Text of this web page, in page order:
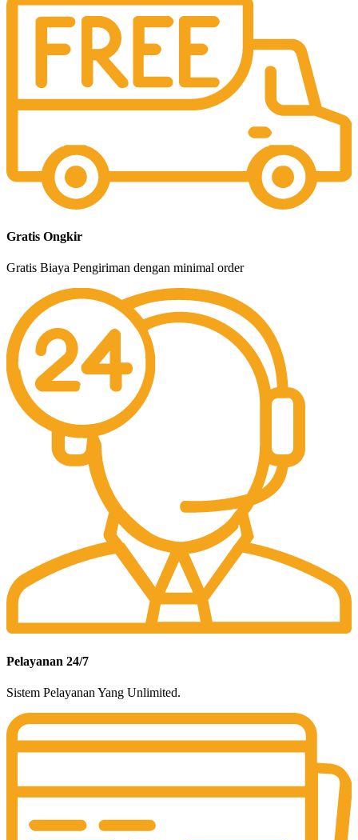
Gratis Ongkir
Gratis Biaya Pengiriman dengan minimal order
Pelayanan 24/7
Sistem Pelayanan Yang Unlimited.